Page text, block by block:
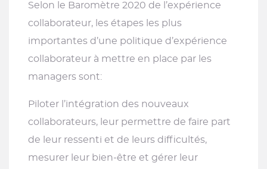
Selon le Baromètre 2020 de l’expérience
collaborateur, les étapes les plus
importantes d’une politique d’expérience
collaborateur à mettre en place par les
managers sont:
Piloter l’intégration des nouveaux
collaborateurs, leur permettre de faire part
de leur ressenti et de leurs difficultés,
mesurer leur bien-être et gérer leur